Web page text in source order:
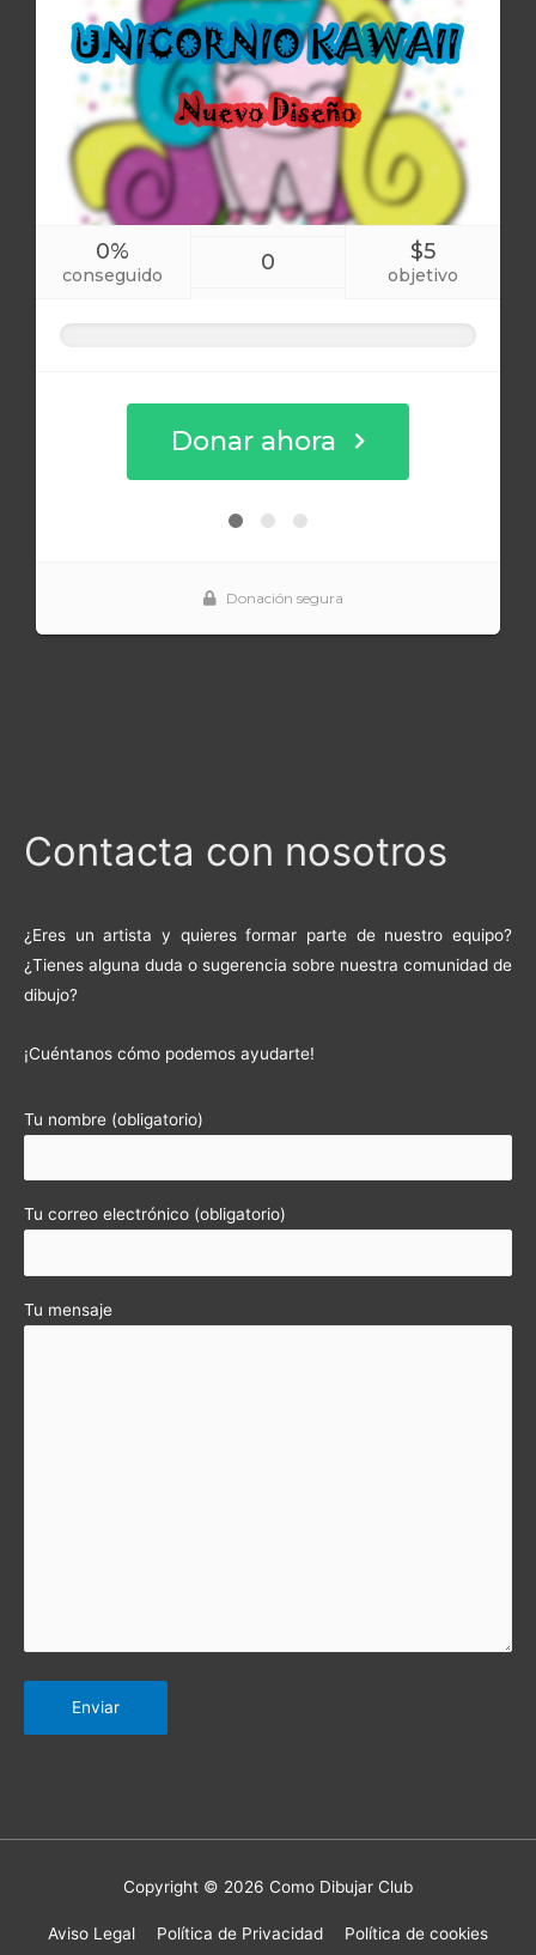
Contacta con nosotros
¿Eres un artista y quieres formar parte de nuestro equipo?
¿Tienes alguna duda o sugerencia sobre nuestra comunidad de
dibujo?
¡Cuéntanos cómo podemos ayudarte!
Tu nombre (obligatorio)
Tu correo electrónico (obligatorio)
Tu mensaje
Copyright © 2026 Como Dibujar Club
Aviso Legal Política de Privacidad Política de cookies